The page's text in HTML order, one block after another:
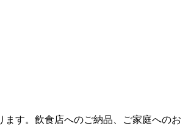
す。飲食店へのご納品、ご家庭へのお